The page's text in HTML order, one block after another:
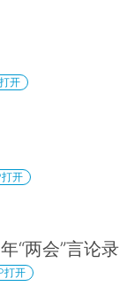
开
开
“两会”言论录
打开